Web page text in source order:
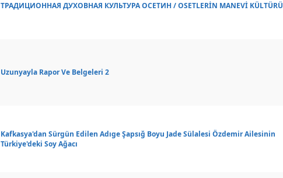
ТРАДИЦИОННАЯ ДУХОВНАЯ КУЛЬТУРА ОСЕТИН / OSETLERİN MANEVİ KÜLTÜRÜ
Uzunyayla Rapor Ve Belgeleri 2
Kafkasya'dan Sürgün Edilen Adıge Şapsığ Boyu Jade Sülalesi Özdemir Ailesinin
Türkiye'deki Soy Ağacı